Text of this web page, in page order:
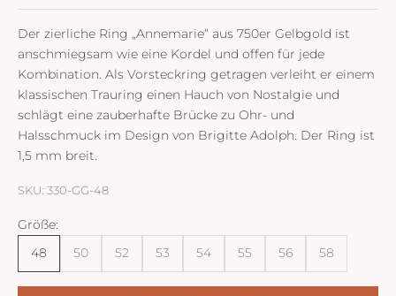
Der zierliche Ring „Annemarie“ aus 750er Gelbgold ist
anschmiegsam wie eine Kordel und offen für jede
Kombination. Als Vorsteckring getragen verleiht er einem
klassischen Trauring einen Hauch von Nostalgie und
schlägt eine zauberhafte Brücke zu Ohr- und
Halsschmuck im Design von Brigitte Adolph. Der Ring ist
1,5 mm breit.
SKU: 330-GG-48
Größe:
48
50 52 53 54 55 56 58